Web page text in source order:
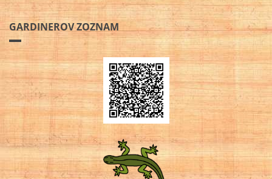
GARDINEROV ZOZNAM